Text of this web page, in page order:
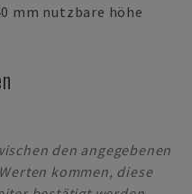
mm nutzbare höhe
den angegebenen
kommen, diese